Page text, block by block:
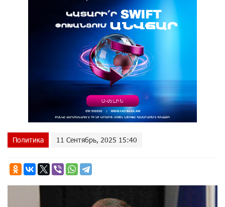
Политика 11 Сентябрь, 2025 15:40